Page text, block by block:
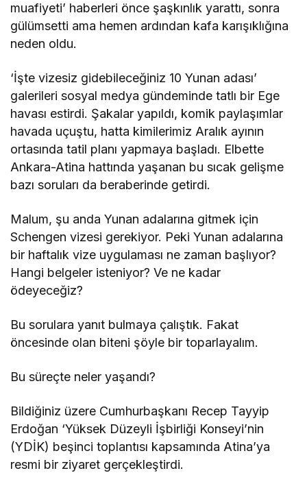
muafiyeti’ haberleri önce şaşkınlık yarattı, sonra
gülümsetti ama hemen ardından kafa karışıklığına
neden oldu.
‘İşte vizesiz gidebileceğiniz 10 Yunan adası’
galerileri sosyal medya gündeminde tatlı bir Ege
havası estirdi. Şakalar yapıldı, komik paylaşımlar
havada uçuştu, hatta kimilerimiz Aralık ayının
ortasında tatil planı yapmaya başladı. Elbette
Ankara-Atina hattında yaşanan bu sıcak gelişme
bazı soruları da beraberinde getirdi.
Malum, şu anda Yunan adalarına gitmek için
Schengen vizesi gerekiyor. Peki Yunan adalarına
bir haftalık vize uygulaması ne zaman başlıyor?
Hangi belgeler isteniyor? Ve ne kadar
ödeyeceğiz?
Bu sorulara yanıt bulmaya çalıştık. Fakat
öncesinde olan biteni şöyle bir toparlayalım.
Bu süreçte neler yaşandı?
Bildiğiniz üzere Cumhurbaşkanı Recep Tayyip
Erdoğan ‘Yüksek Düzeyli İşbirliği Konseyi’nin
(YDİK) beşinci toplantısı kapsamında Atina’ya
resmi bir ziyaret gerçekleştirdi.